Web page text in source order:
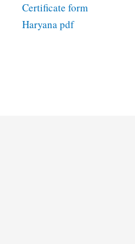
Certificate form
Haryana pdf